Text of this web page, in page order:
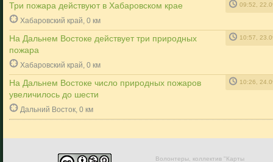
Три пожара действуют в Хабаровском крае 09:52,
Хабаровский край, 0 км
На Дальнем Востоке действует три природных
пожара
10:57,
Хабаровский край, 0 км
На Дальнем Востоке число природных пожаров
увеличилось до шести
10:26,
Дальний Восток, 0 км
Волонтеры, коллектив "Карты